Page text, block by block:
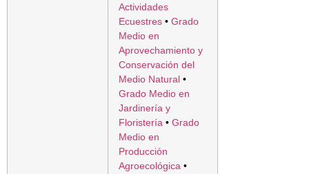
Actividades
Ecuestres • Grado
Medio en
Aprovechamiento y
Conservación del
Medio Natural •
Grado Medio en
Jardinería y
Floristería • Grado
Medio en
Producción
Agroecológica •